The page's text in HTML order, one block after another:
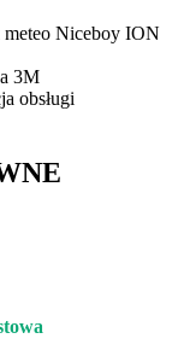
Niceboy ION
3M
obsługi